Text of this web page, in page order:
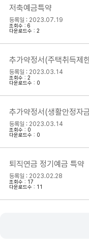
저축예금특약
등록일 : 2023.07.19
조회수 : 6
다운로드수 : 2
추가약정서(주택취득제
등록일 : 2023.03.14
조회수 : 2
다운로드수 : 0
추가약정서(생활안정자
등록일 : 2023.03.14
조회수 : 0
다운로드수 : 0
퇴직연금 정기예금 특약
등록일 : 2023.02.28
조회수 : 17
다운로드수 : 11